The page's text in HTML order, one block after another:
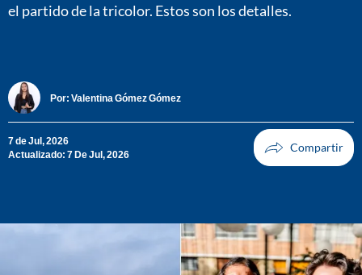
el partido de la tricolor. Estos son los detalles.
Por: Valentina Gómez Gómez
7 de Jul, 2026
Actualizado: 7 De Jul, 2026